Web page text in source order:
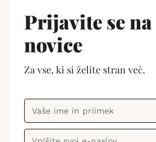
Prijavite se na
novice
Za vse, ki si želite stran več.